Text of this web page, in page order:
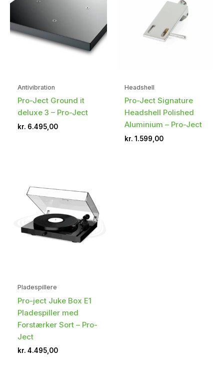
Antivibration
Pro-Ject Ground it
deluxe 3 – Pro-Ject
kr. 6.495,00
Headshell
Pro-Ject Signature
Headshell Polished
Aluminium – Pro-Ject
kr. 1.599,00
Pladespillere
Pro-ject Juke Box E1
Pladespiller med
Forstærker Sort – Pro-
Ject
kr. 4.495,00